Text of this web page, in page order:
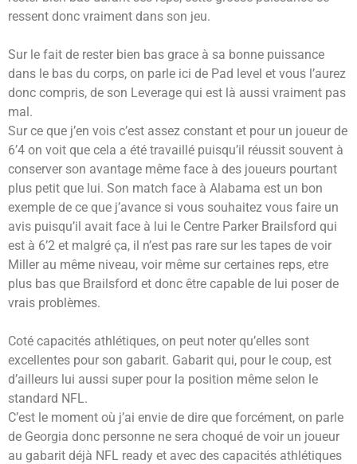
ressent donc vraiment dans son jeu.
Sur le fait de rester bien bas grace à sa bonne puissance
dans le bas du corps, on parle ici de Pad level et vous l’aurez
donc compris, de son Leverage qui est là aussi vraiment pas
mal.
Sur ce que j’en vois c’est assez constant et pour un joueur de
6’4 on voit que cela a été travaillé puisqu’il réussit souvent à
conserver son avantage même face à des joueurs pourtant
plus petit que lui. Son match face à Alabama est un bon
exemple de ce que j’avance si vous souhaitez vous faire un
avis puisqu’il avait face à lui le Centre Parker Brailsford qui
est à 6’2 et malgré ça, il n’est pas rare sur les tapes de voir
Miller au même niveau, voir même sur certaines reps, etre
plus bas que Brailsford et donc être capable de lui poser de
vrais problèmes.
Coté capacités athlétiques, on peut noter qu’elles sont
excellentes pour son gabarit. Gabarit qui, pour le coup, est
d’ailleurs lui aussi super pour la position même selon le
standard NFL.
C’est le moment où j’ai envie de dire que forcément, on parle
de Georgia donc personne ne sera choqué de voir un joueur
au gabarit déjà NFL ready et avec des capacités athlétiques